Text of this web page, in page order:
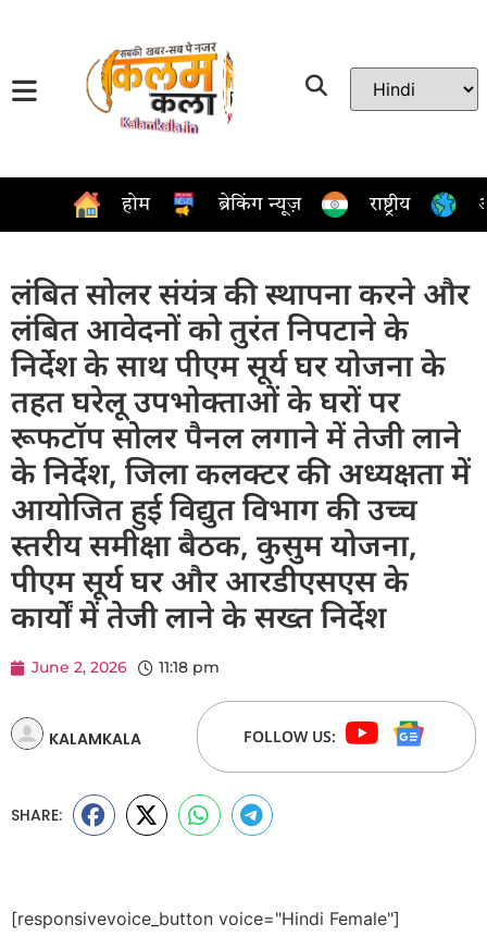
होम ब्रेकिंग न्यूज़ राष्ट्रीय
लंबित सोलर संयंत्र की स्थापना करने और
लंबित आवेदनों को तुरंत निपटाने के
निर्देश के साथ पीएम सूर्य घर योजना के
तहत घरेलू उपभोक्ताओं के घरों पर
रूफटॉप सोलर पैनल लगाने में तेजी लाने
के निर्देश, जिला कलक्टर की अध्यक्षता में
आयोजित हुई विद्युत विभाग की उच्च
स्तरीय समीक्षा बैठक, कुसुम योजना,
पीएम सूर्य घर और आरडीएसएस के
कार्यों में तेजी लाने के सख्त निर्देश
June 2, 2026 11:18 pm
KALAMKALA FOLLOW US:
SHARE:
[responsivevoice_button voice="Hindi Female"]